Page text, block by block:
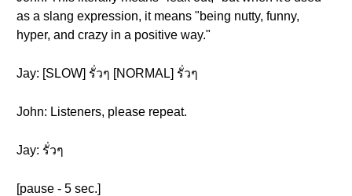
as a slang expression, it means "being nutty, funny,
hyper, and crazy in a positive way."
Jay: [SLOW] รั่วๆ [NORMAL] รั่วๆ
John: Listeners, please repeat.
Jay: รั่วๆ
[pause - 5 sec.]